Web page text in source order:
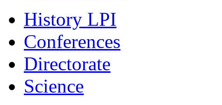
History LPI
Conferences
Directorate
Science